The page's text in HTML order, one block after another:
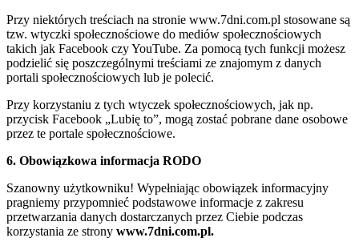
Przy niektórych treściach na stronie www.7dni.com.pl stosowane są
tzw. wtyczki społecznościowe do mediów społecznościowych
takich jak Facebook czy YouTube. Za pomocą tych funkcji możesz
podzielić się poszczególnymi treściami ze znajomym z danych
portali społecznościowych lub je polecić.
Przy korzystaniu z tych wtyczek społecznościowych, jak np.
przycisk Facebook „Lubię to”, mogą zostać pobrane dane osobowe
przez te portale społecznościowe.
6. Obowiązkowa informacja RODO
Szanowny użytkowniku! Wypełniając obowiązek informacyjny
pragniemy przypomnieć podstawowe informacje z zakresu
przetwarzania danych dostarczanych przez Ciebie podczas
korzystania ze strony www.7dni.com.pl.